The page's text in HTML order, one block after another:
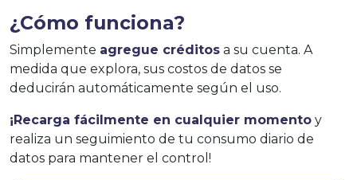
¿Cómo funciona?
Simplemente agregue créditos a su cuenta. A
medida que explora, sus costos de datos se
deducirán automáticamente según el uso.
¡Recarga fácilmente en cualquier momento y
realiza un seguimiento de tu consumo diario de
datos para mantener el control!